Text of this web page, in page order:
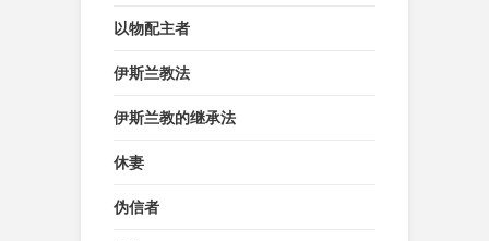
以物配主者
伊斯兰教法
伊斯兰教的继承法
休妻
伪信者